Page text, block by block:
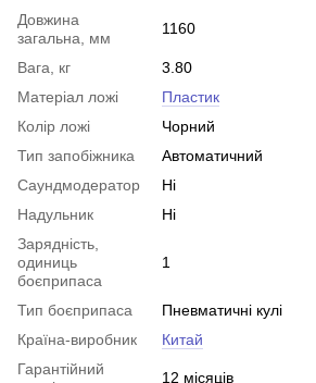
Довжина
загальна, мм
1160
Вага, кг
3.80
Матеріал ложі
Пластик
Колір ложі
Чорний
Тип запобіжника
Автоматичний
Саундмодератор
Ні
Надульник
Ні
Зарядність,
одиниць
боєприпаса
1
Тип боєприпаса
Пневматичні кулі
Країна-виробник
Китай
Гарантійний
12 місяців